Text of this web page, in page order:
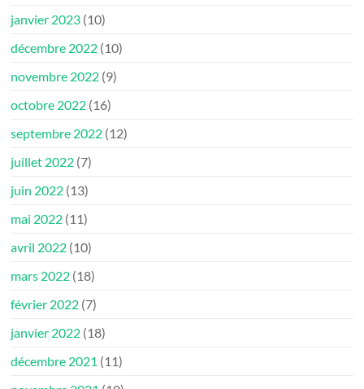
janvier 2023 (10)
décembre 2022 (10)
novembre 2022 (9)
octobre 2022 (16)
septembre 2022 (12)
juillet 2022 (7)
juin 2022 (13)
mai 2022 (11)
avril 2022 (10)
mars 2022 (18)
février 2022 (7)
janvier 2022 (18)
décembre 2021 (11)